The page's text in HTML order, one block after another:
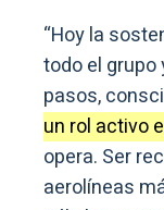
“Hoy la
todo el grupo
pasos,
un rol activo
opera. Ser
aerolíneas